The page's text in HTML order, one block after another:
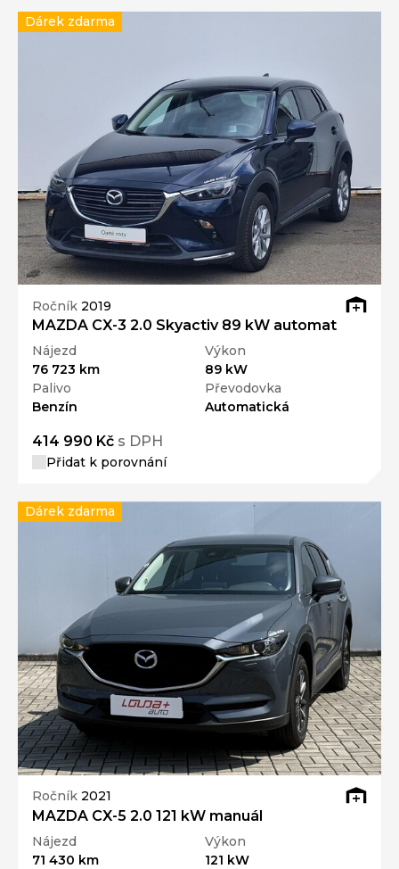
Ročník 2019
MAZDA CX-3 2.0 Skyactiv 89 kW automat
Nájezd
76 723 km
Výkon
89 kW
Palivo
Benzín
Převodovka
Automatická
414 990 Kč s DPH
Přidat k porovnání
Dárek zdarma
Ročník 2021
MAZDA CX-5 2.0 121 kW manuál
Nájezd
71 430 km
Výkon
121 kW
Dárek zdarma